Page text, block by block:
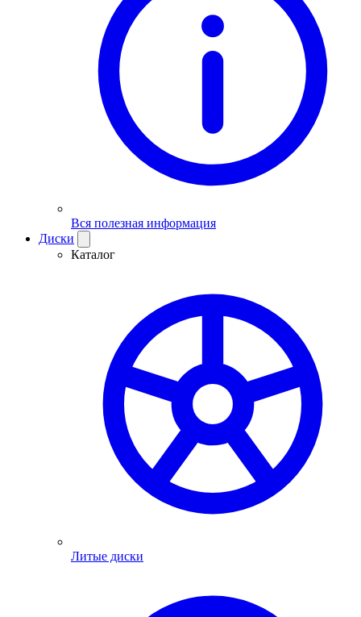
Вся полезная информация
Диски
Каталог
Литые диски